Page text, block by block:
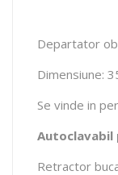
Departator
Dimensiune:
Se vinde in
Autoclavabil
Retractor